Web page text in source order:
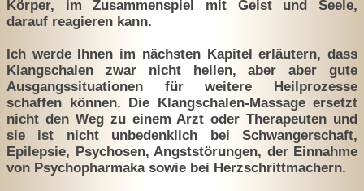
Körper, im Zusammenspiel mit Geist und Seele,
darauf reagieren kann.
Ich werde Ihnen im nächsten Kapitel erläutern, dass
Klangschalen zwar nicht heilen, aber aber gute
Ausgangssituationen für weitere Heilprozesse
schaffen können. Die Klangschalen-Massage ersetzt
nicht den Weg zu einem Arzt oder Therapeuten und
sie ist nicht unbedenklich bei Schwangerschaft,
Epilepsie, Psychosen, Angststörungen, der Einnahme
von Psychopharmaka sowie bei Herzschrittmachern.